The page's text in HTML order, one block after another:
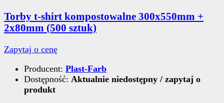
Torby t-shirt kompostowalne 300x550mm +
2x80mm (500 sztuk)
Zapytaj o cenę
Producent: Plast-Farb
Dostępność: Aktualnie niedostępny / zapytaj o
produkt